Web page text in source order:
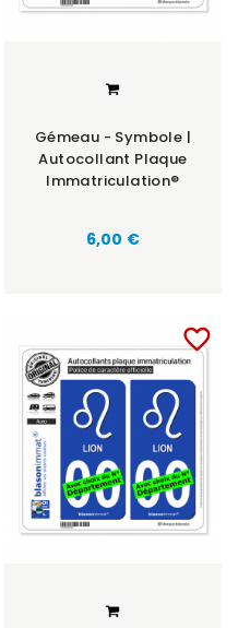
Gémeau - Symbole |
Autocollant Plaque
Immatriculation®
6,00 €
favorite_border